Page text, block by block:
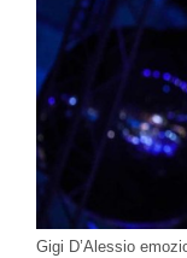
Gigi D’Alessio